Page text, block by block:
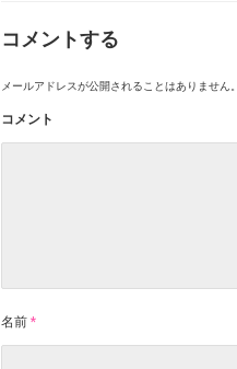
コメントする
メールアドレスが公開されることはありません。
コメント
名前 *